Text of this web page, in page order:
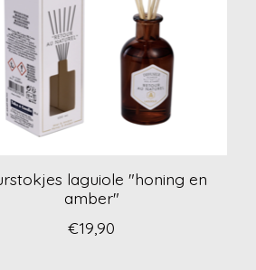
laguiole "honing en
amber"
€19,90